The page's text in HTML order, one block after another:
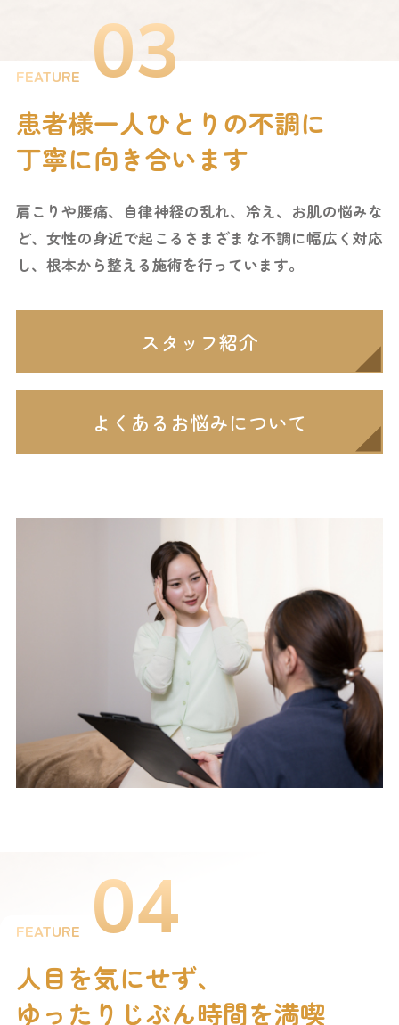
FEATURE 03
患者様一人ひとりの不調に
丁寧に向き合います
肩こりや腰痛、自律神経の乱れ、冷え、お肌の悩みな
ど、女性の身近で起こるさまざまな不調に幅広く対応
し、 根本から整える施術を行っています。
スタッフ紹介
よくあるお悩みについて
FEATURE 04
人目を気にせず、
ゆったりじぶん時間を満喫